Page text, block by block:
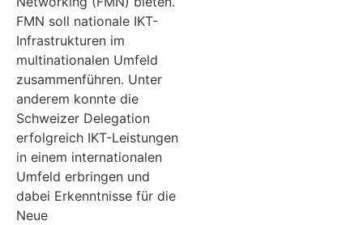
FMN soll nationale IKT-
Infrastrukturen im
multinationalen Umfeld
zusammenführen. Unter
anderem konnte die
Schweizer Delegation
erfolgreich IKT-Leistungen
in einem internationalen
Umfeld erbringen und
dabei Erkenntnisse für die
Neue